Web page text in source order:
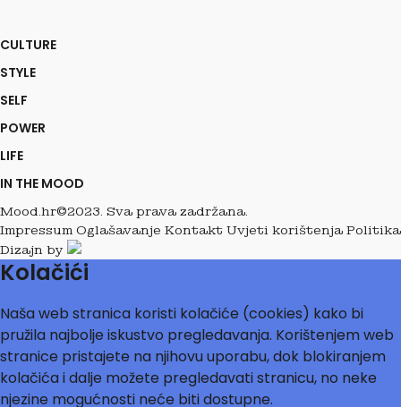
CULTURE
STYLE
SELF
POWER
LIFE
IN THE MOOD
Mood.hr©2023. Sva prava zadržana.
Impressum Oglašavanje Kontakt Uvjeti korištenja
Dizajn by
Kolačići
Naša web stranica koristi kolačiće (cookies) kako bi
pružila najbolje iskustvo pregledavanja. Korištenjem web
stranice pristajete na njihovu uporabu, dok blokiranjem
kolačića i dalje možete pregledavati stranicu, no neke
njezine mogućnosti neće biti dostupne.